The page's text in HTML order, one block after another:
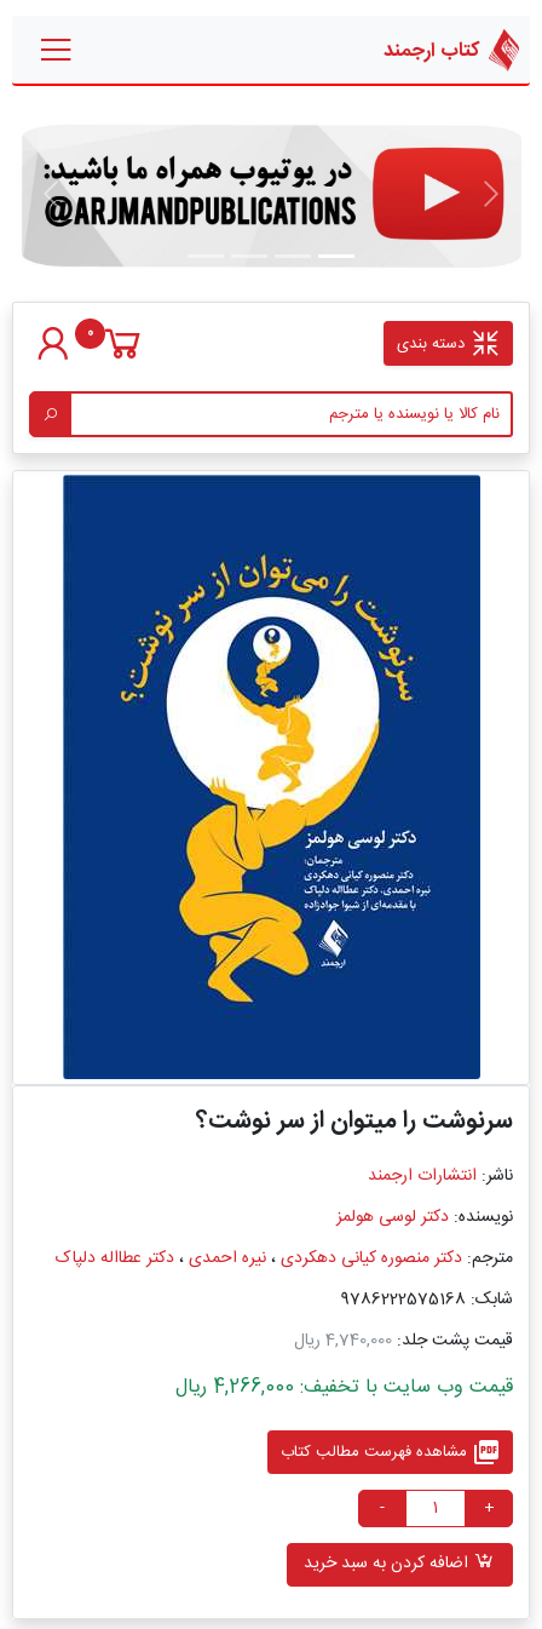
کتاب ارجمند
قبلی بعدی
دسته بندی 0
سرنوشت را میتوان از سر نوشت؟
ناشر: انتشارات ارجمند
نویسنده: دکتر لوسی هولمز
مترجم: دکتر منصوره کیانی دهکردی،نیره احمدی،دکتر عطااله دلپاک
شابک: 9786222575168
قیمت پشت جلد: 4,740,000 ریال
قیمت وب سایت با تخفیف: 4,266,000 ریال
picture_as_pdf مشاهده فهرست مطالب کتاب
+
-
اضافه کردن به سبد خرید